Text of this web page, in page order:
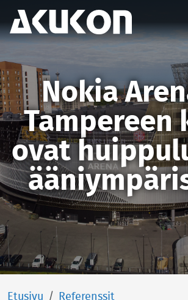
­Nokia
Tampereen
ovat
Etusivu
Referenssit